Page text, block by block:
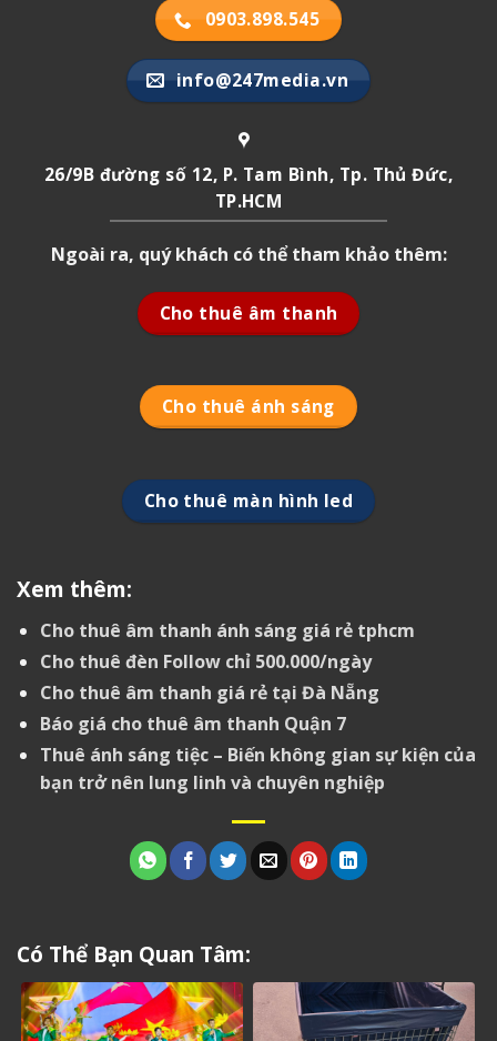
0903.898.545
info@247media.vn
26/9B đường số 12, P. Tam Bình, Tp. Thủ Đức,
TP.HCM
Ngoài ra, quý khách có thể tham khảo thêm:
Cho thuê âm thanh
Cho thuê ánh sáng
Cho thuê màn hình led
Xem thêm:
Cho thuê âm thanh ánh sáng giá rẻ tphcm
Cho thuê đèn Follow chỉ 500.000/ngày
Cho thuê âm thanh giá rẻ tại Đà Nẵng
Báo giá cho thuê âm thanh Quận 7
Thuê ánh sáng tiệc – Biến không gian sự kiện của
bạn trở nên lung linh và chuyên nghiệp
Có Thể Bạn Quan Tâm: